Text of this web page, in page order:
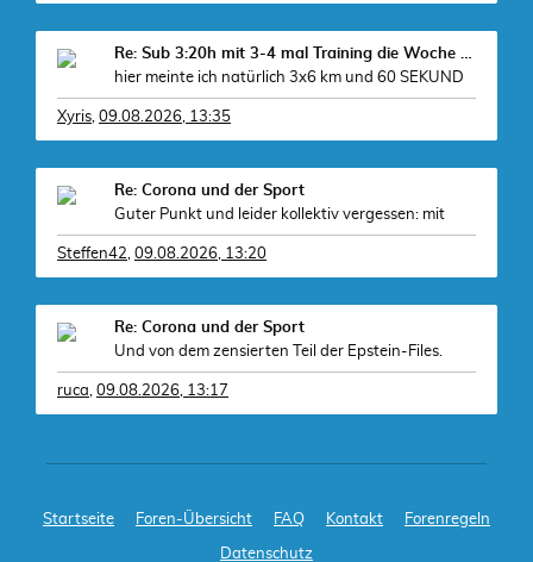
Re: Sub 3:20h mit 3-4 mal Training die Woche machb
hier meinte ich natürlich 3x6 km und 60 SEKUND
Xyris, 09.08.2026, 13:35
Re: Corona und der Sport
Guter Punkt und leider kollektiv vergessen: mit
Steffen42, 09.08.2026, 13:20
Re: Corona und der Sport
Und von dem zensierten Teil der Epstein-Files.
ruca, 09.08.2026, 13:17
Startseite Foren-Übersicht FAQ Kontakt Forenregeln
Datenschutz